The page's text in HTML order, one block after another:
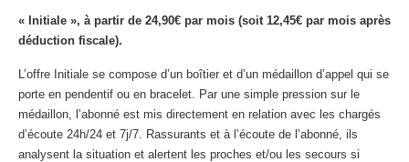
« Initiale », à partir de 24,90€ par mois (soit 12,45€ par mois après
déduction fiscale).
L’offre Initiale se compose d’un boîtier et d’un médaillon d’appel qui se
porte en pendentif ou en bracelet. Par une simple pression sur le
médaillon, l’abonné est mis directement en relation avec les chargés
d’écoute 24h/24 et 7j/7. Rassurants et à l’écoute de l’abonné, ils
analysent la situation et alertent les proches et/ou les secours si